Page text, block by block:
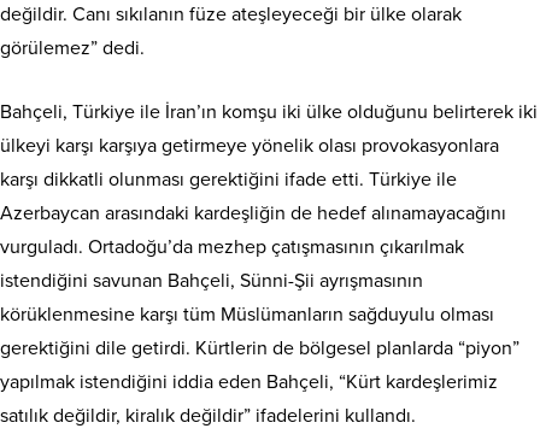
değildir. Canı sıkılanın füze ateşleyeceği bir ülke olarak
görülemez” dedi.
Bahçeli, Türkiye ile İran’ın komşu iki ülke olduğunu belirterek iki
ülkeyi karşı karşıya getirmeye yönelik olası provokasyonlara
karşı dikkatli olunması gerektiğini ifade etti. Türkiye ile
Azerbaycan arasındaki kardeşliğin de hedef alınamayacağını
vurguladı. Ortadoğu’da mezhep çatışmasının çıkarılmak
istendiğini savunan Bahçeli, Sünni-Şii ayrışmasının
körüklenmesine karşı tüm Müslümanların sağduyulu olması
gerektiğini dile getirdi. Kürtlerin de bölgesel planlarda “piyon”
yapılmak istendiğini iddia eden Bahçeli, “Kürt kardeşlerimiz
satılık değildir, kiralık değildir” ifadelerini kullandı.